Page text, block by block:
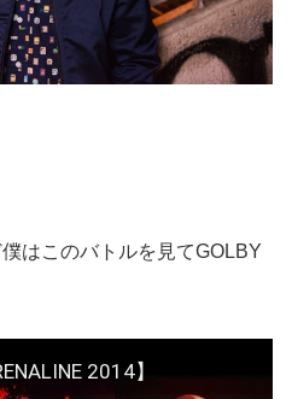
はこのバトルを見てGOLBY
2014】